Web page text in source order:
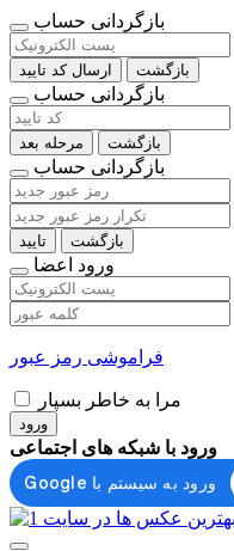
بازگردانی حساب
ارسال کد تایید بازگشت
بازگردانی حساب
مرحله بعد بازگشت
بازگردانی حساب
تایید بازگشت
ورود اعضا
فراموشی رمز عبور
مرا به خاطر بسپار
ورود
ورود با شبکه های اجتماعی